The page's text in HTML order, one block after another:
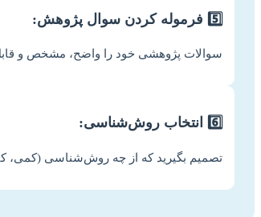
5️⃣ فرموله کردن سوال پژوهش:
سوالات پژوهشی خود را واضح، مشخص و قابل
6️⃣ انتخاب روش‌شناسی:
تصمیم بگیرید که از چه روش‌شناسی (کمی،